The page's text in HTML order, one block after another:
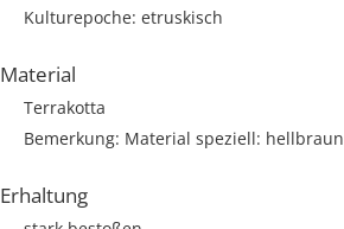
Kulturepoche: etruskisch
Material
Terrakotta
Bemerkung: Material speziell: hellbraun
Erhaltung